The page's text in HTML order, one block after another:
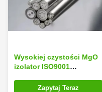
Wysokiej czystości MgO
izolator ISO9001
Ni Cu Nieorganiczny
Zapytaj Teraz